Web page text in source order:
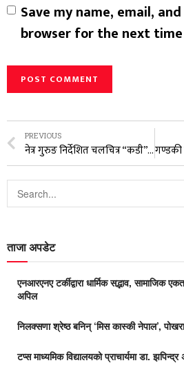
Save my name, email,
browser for the next
PREVIOUS
नेत्र गुरुङ निर्देशित चलचित्र “कडी” को पोखरामा शुभ मुहूर्त
ताजा अपडेट
एनआरएनए टर्कीद्वारा धार्मिक सद्भाव, सामाजिक
अपिल
निलक्सणा श्रेष्ठ बनिन् ‘मिस कास्की नेपाल’,
टप्स माध्यमिक विद्यालयको प्राचार्यमा डा. झपिन्द्र